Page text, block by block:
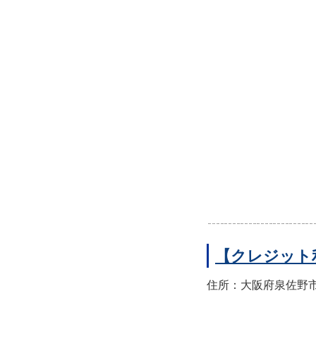
【クレジッ
住所：大阪府泉佐野